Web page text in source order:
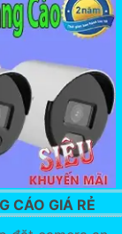
CÁO GIÁ RẺ